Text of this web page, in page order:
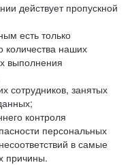
действует пропускной
есть только
наших
выполнения
сотрудников, занятых
контроля
персональных
в самые
причины.